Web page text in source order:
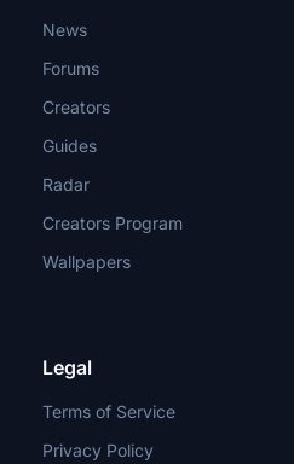
News
Forums
Creators
Guides
Radar
Creators Program
Wallpapers
Legal
Terms of Service
Privacy Policy